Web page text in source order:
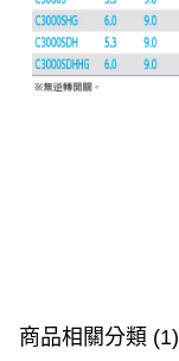
商品相關分類 (1)